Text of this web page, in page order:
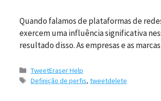
Quando falamos de plataformas de
exercem uma influência significativa
resultado disso. As empresas e as
Categorias
TweetEraser Help
Etiquetas
Definição de perfis,tweetdelete